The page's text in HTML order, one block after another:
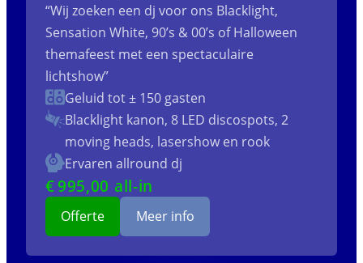
“Wij zoeken een dj voor ons Blacklight,
Sensation White, 90’s & 00’s of Halloween
themafeest met een spectaculaire
lichtshow”
Geluid tot ± 150 gasten
Blacklight kanon, 8 LED discospots, 2
moving heads, lasershow en rook
Ervaren allround dj
€995,00 all-in
Offerte Meer info